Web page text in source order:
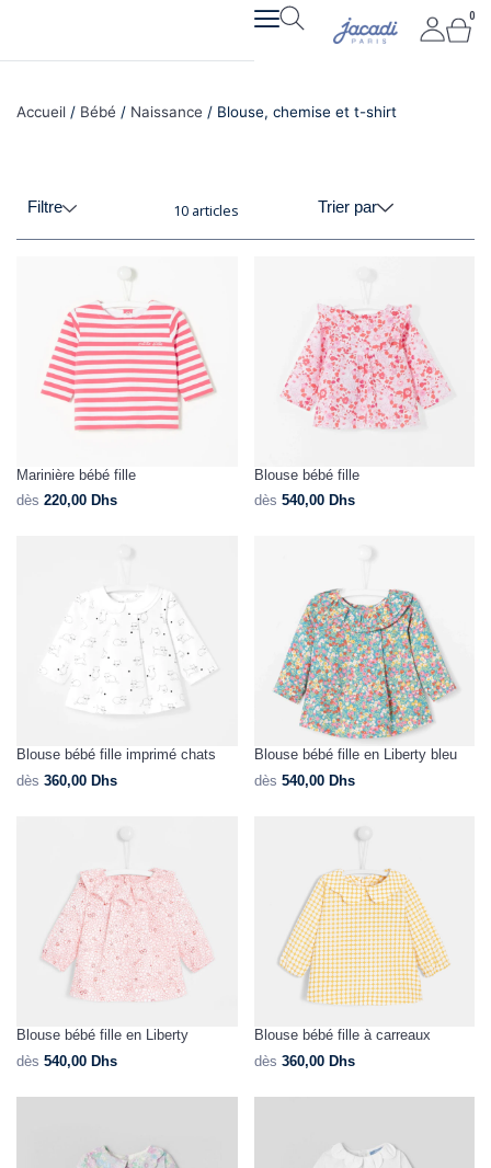
contenu
0
Accueil/ Bébé / Naissance / Blouse, chemise et t-shirt
Filtre 10 articles Trier par
Marinière bébé fille
dès 220,00 Dhs
Blouse bébé fille
dès 540,00 Dhs
Blouse bébé fille imprimé chats
dès 360,00 Dhs
Blouse bébé fille en Liberty bleu
dès 540,00 Dhs
Blouse bébé fille en Liberty
dès 540,00 Dhs
Blouse bébé fille à carreaux
dès 360,00 Dhs